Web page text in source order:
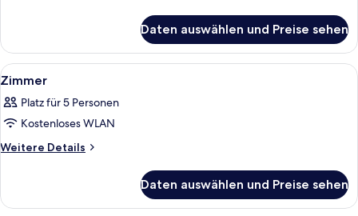
Daten auswählen und Preise sehen
Alle
Fotos
für
Zimmer
anzeigen
Ein Hotelzimmer mit einem großen
5
Zimmer
Platz für 5 Personen
Kostenloses WLAN
Weitere Details
Weitere
Daten auswählen und Preise sehen